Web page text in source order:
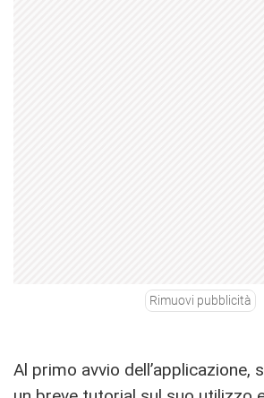
Rimuovi pubblicità
Al primo avvio dell’applicazione,